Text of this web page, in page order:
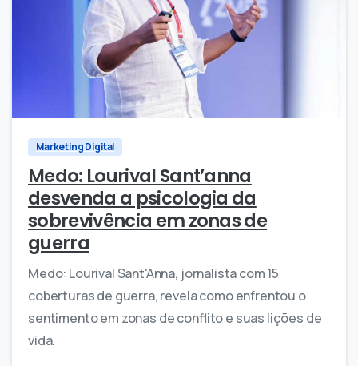
Marketing Digital
Medo: Lourival Sant’anna
desvenda a psicologia da
sobrevivência em zonas de
guerra
Medo: Lourival Sant'Anna, jornalista com 15
coberturas de guerra, revela como enfrentou o
sentimento em zonas de conflito e suas lições de
vida.